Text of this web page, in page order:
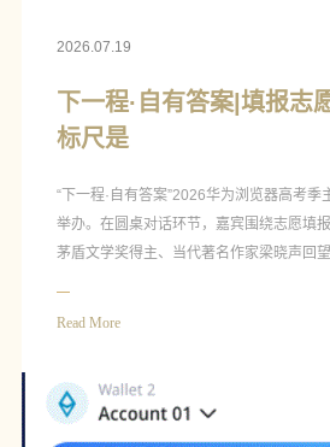
2026.07.19
下一程·自有答案|填报志
标尺是
“下一程·自有答案”2026华为浏览器高考
举办。在圆桌对话环节，嘉宾围绕志愿填
茅盾文学奖得主、当代著名作家梁晓声回
Read More